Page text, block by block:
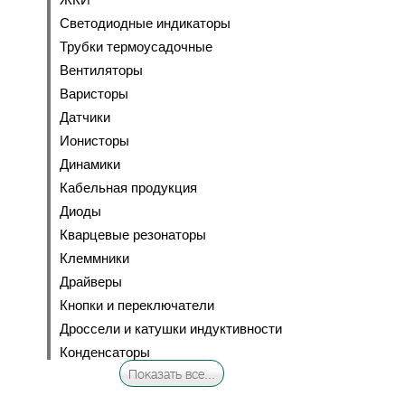
Светодиодные индикаторы
Трубки термоусадочные
Вентиляторы
Варисторы
Датчики
Ионисторы
Динамики
Кабельная продукция
Диоды
Кварцевые резонаторы
Клеммники
Драйверы
Кнопки и переключатели
Дроссели и катушки индуктивности
Конденсаторы
Показать все...